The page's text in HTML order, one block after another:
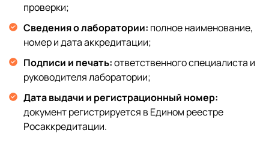
проверки;
Сведения о лаборатории: полное наименование,
номер и дата аккредитации;
Подписи и печать:ответственного специалиста и
руководителя лаборатории;
Дата выдачи и регистрационный номер:
документ регистрируется в Едином реестре
Росаккредитации.